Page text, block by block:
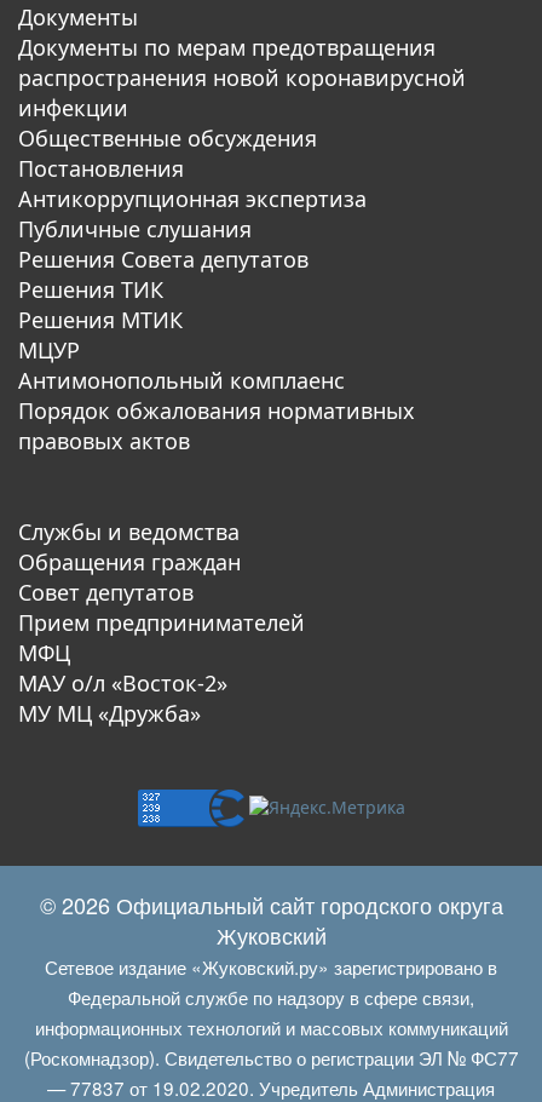
Документы
Документы по мерам предотвращения
распространения новой коронавирусной
инфекции
Общественные обсуждения
Постановления
Антикоррупционная экспертиза
Публичные слушания
Решения Совета депутатов
Решения ТИК
Решения МТИК
МЦУР
Антимонопольный комплаенс
Порядок обжалования нормативных
правовых актов
Службы и ведомства
Обращения граждан
Совет депутатов
Прием предпринимателей
МФЦ
МАУ о/л «Восток-2»
МУ МЦ «Дружба»
© 2026 Официальный сайт городского округа
Жуковский
Сетевое издание «Жуковский.ру» зарегистрировано в
Федеральной службе по надзору в сфере связи,
информационных технологий и массовых коммуникаций
(Роскомнадзор). Свидетельство о регистрации ЭЛ № ФС77
— 77837 от 19.02.2020. Учредитель Администрация